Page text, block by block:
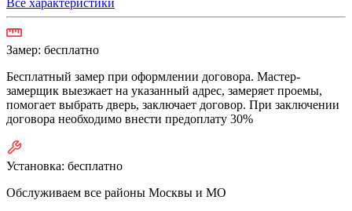
Все характеристики
Замер: бесплатно
Бесплатный замер при оформлении договора. Мастер-
замерщик выезжает на указанный адрес, замеряет проемы,
помогает выбрать дверь, заключает договор. При заключении
договора необходимо внести предоплату 30%
Установка: бесплатно
Обслуживаем все районы Москвы и МО